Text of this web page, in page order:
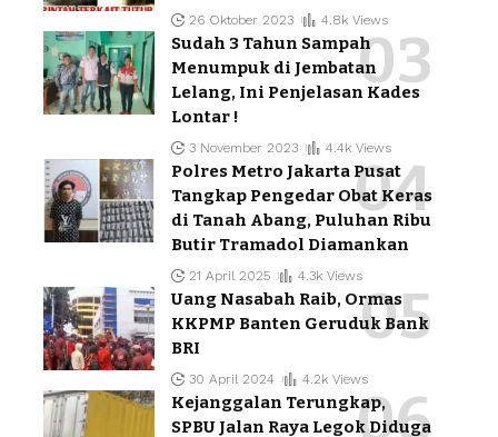
26 Oktober 2023 4.8k Views
Sudah 3 Tahun Sampah
Menumpuk di Jembatan
Lelang, Ini Penjelasan Kades
Lontar !
3 November 2023 4.4k Views
Polres Metro Jakarta Pusat
Tangkap Pengedar Obat Keras
di Tanah Abang, Puluhan Ribu
Butir Tramadol Diamankan
21 April 2025 4.3k Views
Uang Nasabah Raib, Ormas
KKPMP Banten Geruduk Bank
BRI
30 April 2024 4.2k Views
Kejanggalan Terungkap,
SPBU Jalan Raya Legok Diduga